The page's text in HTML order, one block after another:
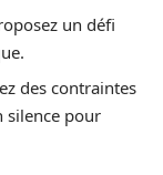
un défi
des contraintes
silence pour